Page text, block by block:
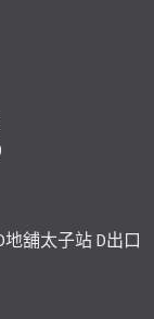
舖太子站 D出口